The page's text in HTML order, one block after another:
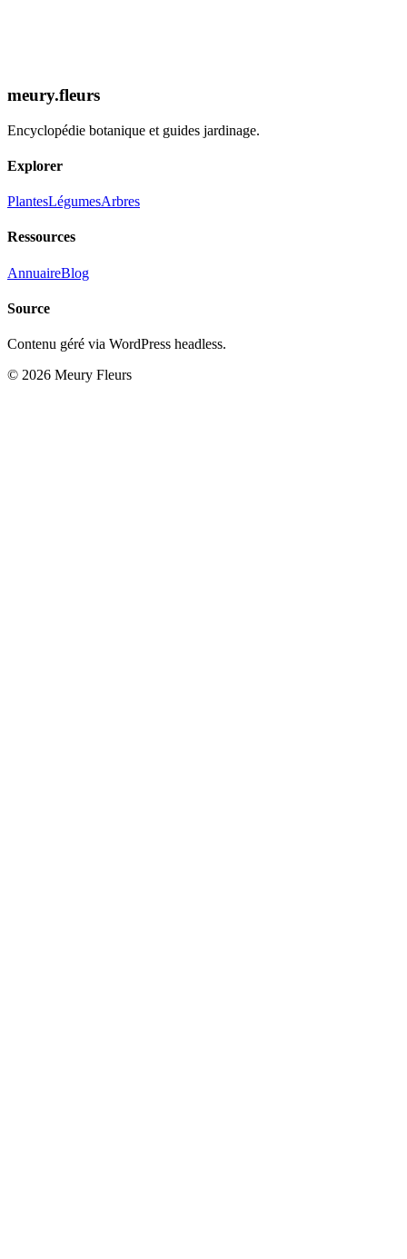
Découvrir la Fiche
meury.fleurs
Encyclopédie botanique et guides jardinage.
Explorer
PlantesLégumesArbres
Ressources
AnnuaireBlog
Source
Contenu géré via WordPress headless.
© 2026 Meury Fleurs